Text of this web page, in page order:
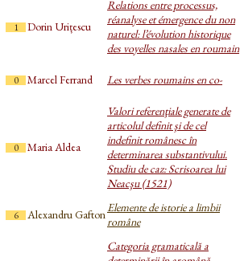
1 Dorin Urițescu
Relations entre processus,
réanalyse et émergence du non
naturel: l’évolution historique
des voyelles nasales en roumain
0 Marcel Ferrand Les verbes roumains en co-
0 Maria Aldea
Valori referenţiale generate de
articolul definit şi de cel
indefinit românesc în
determinarea substantivului.
Studiu de caz: Scrisoarea lui
Neacşu (1521)
6 Alexandru GaftonElemente de istorie a limbii
române
Categoria gramaticală a